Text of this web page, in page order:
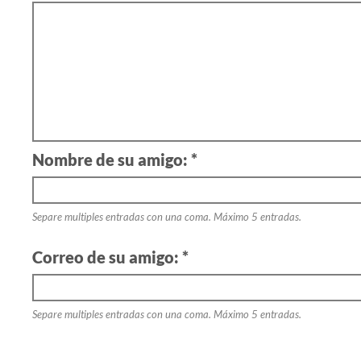
Nombre de su amigo: *
Separe multiples entradas con una coma. Máximo 5 entradas.
Correo de su amigo: *
Separe multiples entradas con una coma. Máximo 5 entradas.